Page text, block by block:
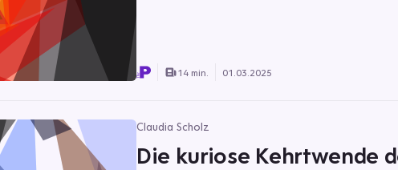
14 min. 01.03.2025
Claudia Scholz
Die kuriose Kehrtwende